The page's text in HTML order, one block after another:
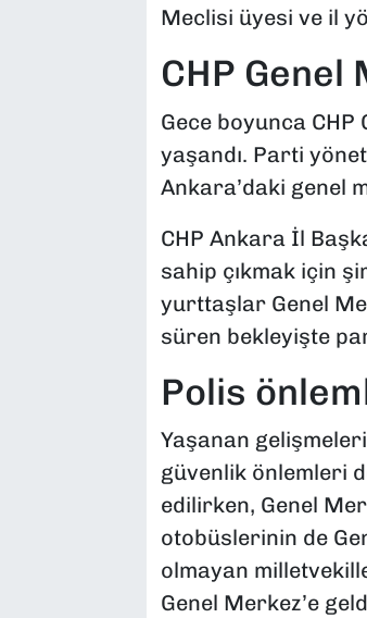
Meclisi üyesi ve il
CHP
Gece boyunca
yaşandı. Parti
Ankara’daki genel
CHP Ankara İl
sahip çıkmak için
yurttaşlar Genel
süren bekleyişte
Polis
Yaşanan
güvenlik önlemleri
edilirken, Genel
otobüslerinin de
olmayan
Genel Merkez’e